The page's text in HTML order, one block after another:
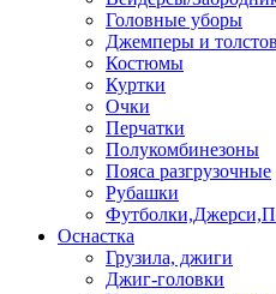
Головные уборы
Джемперы и
Костюмы
Куртки
Очки
Перчатки
Полукомбинезоны
Пояса разгрузочные
Рубашки
Оснастка
Грузила, джиги
Джиг-головки